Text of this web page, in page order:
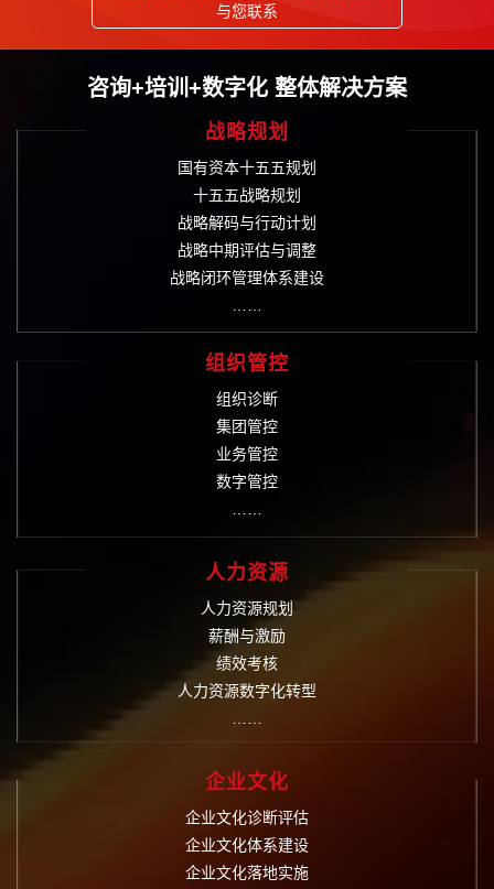
与您联系
咨询+培训+数字化 整体解决方案
战略规划
国有资本十五五规划
十五五战略规划
战略解码与行动计划
战略中期评估与调整
战略闭环管理体系建设
组织管控
组织诊断
集团管控
业务管控
数字管控
人力资源
人力资源规划
薪酬与激励
绩效考核
人力资源数字化转型
企业文化
企业文化诊断评估
企业文化体系建设
企业文化落地实施